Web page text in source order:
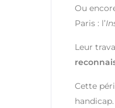
Ou
Paris : l’
Leur
Cette